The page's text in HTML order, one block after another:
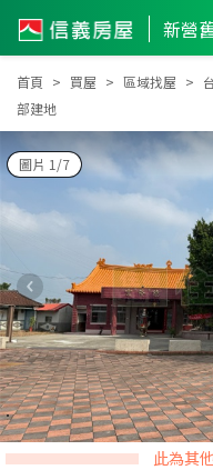
首頁 買屋 區域找屋
部建地
圖片 1/7
此為其